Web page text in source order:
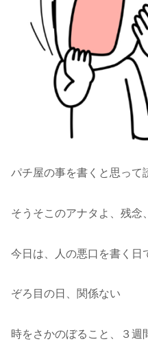
パチ屋の事を書くと思って
そうそこのアナタよ、残念
今日は、人の悪口を書く日
ぞろ目の日、関係ない
時をさかのぼること、３週